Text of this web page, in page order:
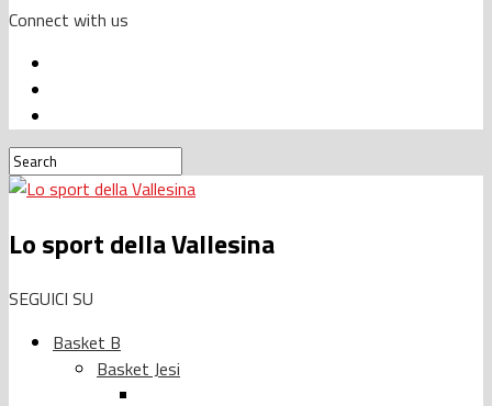
Connect with us
Lo sport della Vallesina
SEGUICI SU
Basket B
Basket Jesi